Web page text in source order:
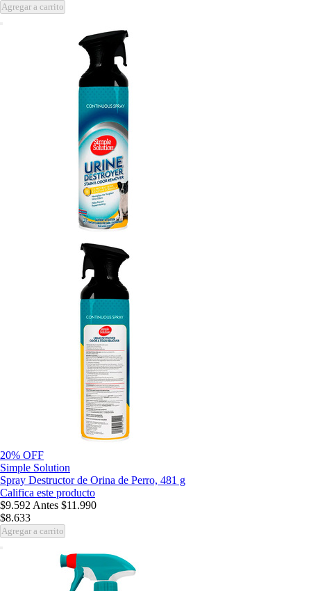
Agregar a carrito
20% OFF
Simple Solution
Spray Destructor de Orina de Perro, 481 g
Califica este producto
$9.592 Antes $11.990
$8.633
Agregar a carrito